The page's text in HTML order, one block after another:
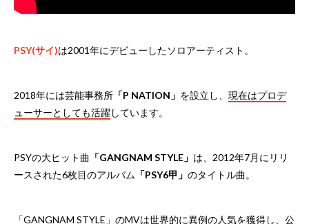
PSY(サイ)は2001年にデビューしたソロアーティスト。
2018年には芸能事務所 「P NATION」 を設立し、 現在はプロデ
ューサーとしても活躍しています。
PSYの大ヒット曲 「GANGNAM STYLE」 は、2012年7月にリリ
ースされた6枚目のアルバム 「PSY6甲」 のタイトル曲。
「GANGNAM STYLE」のMVは世界的に異例の人気を獲得し、公